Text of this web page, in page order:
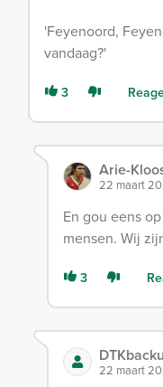
'Feyenoord,
vandaag?'
3
Arie-
22 maart
En gou eens
mensen. Wij
3
22 maart